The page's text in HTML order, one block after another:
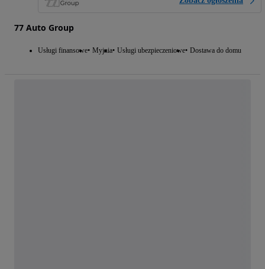
77 Auto Group
Usługi finansowe Myjnia Usługi ubezpieczeniowe Dostawa do domu